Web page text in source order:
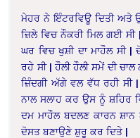
ਮੇਹਰ ਨੇ ਇੰਟਰਵਿਊ ਦਿਤੀ
ਜ਼ਿਲੇ ਵਿਚ ਨੌਕਰੀ ਮਿਲ ਗਈ ਸੀ
ਘਰ ਵਿਚ ਖੁਸ਼ੀ ਦਾ ਮਾਹੌਲ ਸੀ
ਰਹੇ ਸੀ | ਹੌਲੀ ਹੌਲੀ ਸਮੇਂ ਦੀ
ਜ਼ਿੰਦਗੀ ਅੱਗੇ ਵਲ ਵੱਧ ਰਹੀ ਸੀ
ਨਾਲ ਸਲਾਹ ਕਰ ਉਸ ਨੂੰ ਸ਼ਹਿਰ
ਦਮ ਮਾਹੌਲ ਬਦਲਣ ਕਾਰਨ
ਦੋਸਤ ਬਣਾਉਣੇ ਸ਼ੁਰੂ ਕਰ ਦਿਤੇ |